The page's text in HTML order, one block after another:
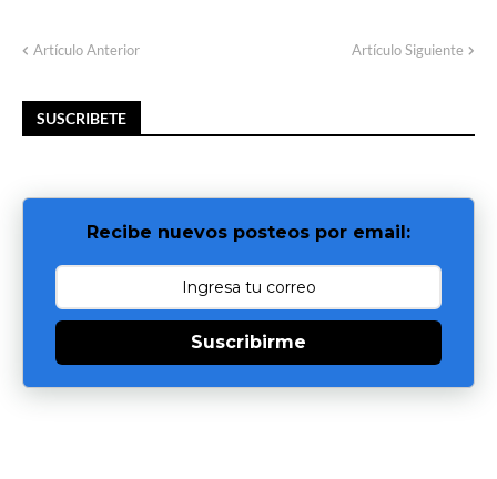
Artículo Anterior Artículo Siguiente
SUSCRIBETE
Recibe nuevos posteos por email:
Suscribirme